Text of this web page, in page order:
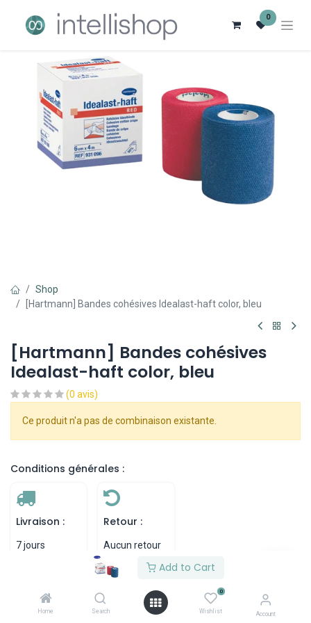
Add to Cart
Home Search
0
Wishlist Account
0
Shop
[Hartmann] Bandes cohésives Idealast-haft color, bleu
[Hartmann] Bandes cohésives
Idealast-haft color, bleu
(0 avis)
Ce produit n'a pas de combinaison existante.
Conditions générales :
Livraison :
7 jours
Retour :
Aucun retour
Specifications